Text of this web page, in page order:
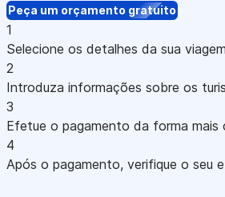
Peça um orçamento gratuito
1
Selecione os detalhes da sua viagem
2
Introduza informações sobre os
3
Efetue o pagamento da forma mais
4
Após o pagamento, verifique o seu